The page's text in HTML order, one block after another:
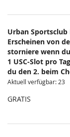
Urban
Erscheinen von
storniere wenn
1 USC-Slot pro
du den 2. beim
Aktuell verfügbar: 23
GRATIS